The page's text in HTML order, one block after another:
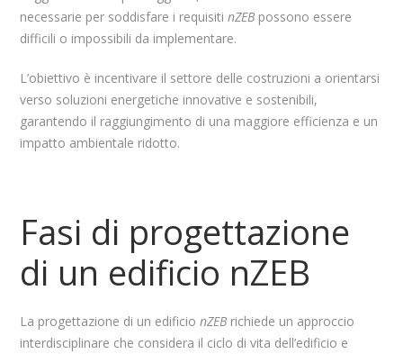
necessarie per soddisfare i requisitinZEB possono essere
difficili o impossibili da implementare.
L’obiettivo è incentivare il settore delle costruzioni a orientarsi
verso soluzioni energetiche innovative e sostenibili,
garantendo il raggiungimento di una maggiore efficienza e un
impatto ambientale ridotto.
Fasi di progettazione
di un edificio nZEB
La progettazione di un edificionZEB richiede un approccio
interdisciplinare che considera il ciclo di vita dell’edificio e